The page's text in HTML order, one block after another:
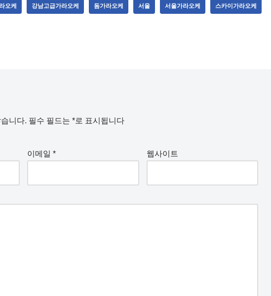
오케 강남고급가라오케 돔가라오케 서울 서울가라오케 스카이가라오케
니다. 필수 필드는 *로 표시됩니다
이메일* 웹사이트